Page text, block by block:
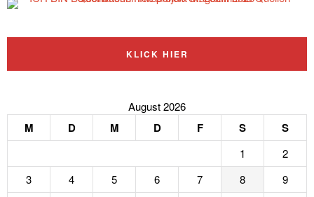
KLICK HIER
August 2026
M D M D F S S
1
2
3
4 5 6 7 8
9